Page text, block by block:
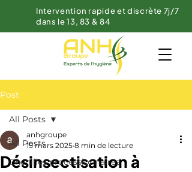
Intervention rapide et discrète 7j/7
dans le 13, 83 & 84
Post
All Posts
Chenilles processionnaires
All Posts
Désinsectisation à
anhgroupe
15 mars 2025 8 min de lecture